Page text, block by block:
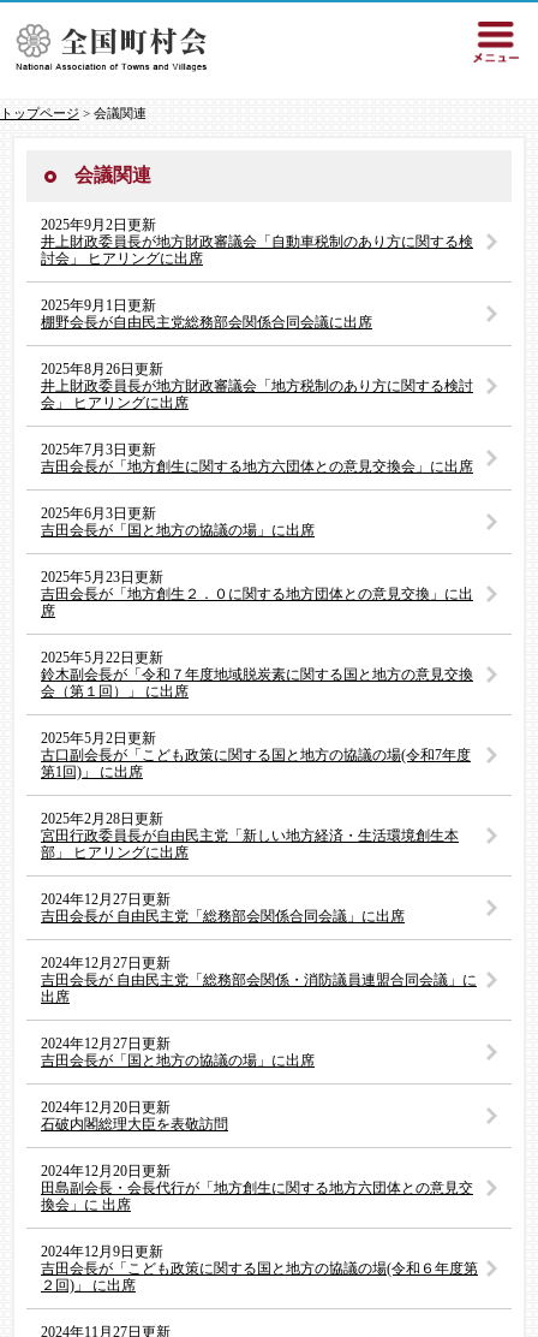
トップページ > 会議関連
会議関連
2025年9月2日更新
井上財政委員長が地方財政審議会「自動車税制のあり方に関する検
討会」 ヒアリングに出席
2025年9月1日更新
棚野会長が自由民主党総務部会関係合同会議に出席
2025年8月26日更新
井上財政委員長が地方財政審議会「地方税制のあり方に関する検討
会」 ヒアリングに出席
2025年7月3日更新
吉田会長が「地方創生に関する地方六団体との意見交換会」に出席
2025年6月3日更新
吉田会長が「国と地方の協議の場」に出席
2025年5月23日更新
吉田会長が「地方創生２．０に関する地方団体との意見交換」に出
席
2025年5月22日更新
鈴木副会長が「令和７年度地域脱炭素に関する国と地方の意見交換
会（第１回）」 に出席
2025年5月2日更新
古口副会長が「こども政策に関する国と地方の協議の場(令和7年度
第1回)」 に出席
2025年2月28日更新
宮田行政委員長が自由民主党「新しい地方経済・生活環境創生本
部」 ヒアリングに出席
2024年12月27日更新
吉田会長が 自由民主党「総務部会関係合同会議」に出席
2024年12月27日更新
吉田会長が 自由民主党「総務部会関係・消防議員連盟合同会議」に
出席
2024年12月27日更新
吉田会長が「国と地方の協議の場」に出席
2024年12月20日更新
石破内閣総理大臣を表敬訪問
2024年12月20日更新
田島副会長・会長代行が「地方創生に関する地方六団体との意見交
換会」に 出席
2024年12月9日更新
吉田会長が「こども政策に関する国と地方の協議の場(令和６年度第
２回)」 に出席
2024年11月27日更新